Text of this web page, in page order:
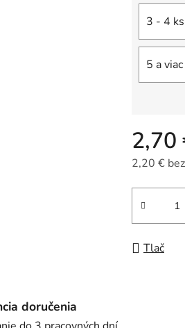
3 - 4
5 a
2,20 €
Tlač
doručenia